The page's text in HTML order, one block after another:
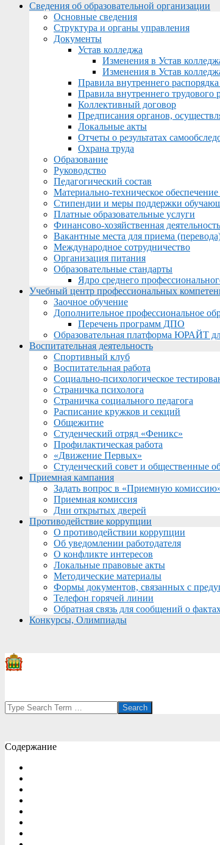
Menu
Сведения об образовательной организации
Основные сведения
Структура и органы управления
Документы
Устав колледжа
Изменения в Устав
Изменения в Устав
Правила внутреннего
Правила внутреннего трудового
Коллективный договор
Предписания органов,
Локальные акты
Отчеты о результатах
Охрана труда
Образование
Руководство
Педагогический состав
Материально-техническое
Стипендии и меры поддержки
Платные образовательные услуги
Финансово-хозяйственная деятельность
Вакантные места для приема
Международное сотрудничество
Организация питания
Образовательные стандарты
Ядро среднего
Учебный центр профессиональных
Заочное обучение
Дополнительное профессиональное
Перечень программ ДПО
Образовательная платформа ЮРАЙТ
Воспитательная деятельность
Спортивный клуб
Воспитательная работа
Социально-психологическое
Страничка психолога
Страничка социального педагога
Расписание кружков и секций
Общежитие
Студенческий отряд «Феникс»
Профилактическая работа
«Движение Первых»
Студенческий совет и общественные
Приемная кампания
Задать вопрос в «Приемную
Приемная комиссия
Дни открытых дверей
Противодействие коррупции
О противодействии коррупции
Об уведомлении работодателя
О конфликте интересов
Локальные правовые акты
Методические материалы
Формы документов, связанных с
Телефон горячей линии
Обратная связь для сообщений о
Конкурсы, Олимпиады
Search
Содержание